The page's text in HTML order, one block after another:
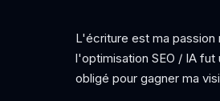
L'écriture est ma passion
l'optimisation SEO / IA fut
obligé pour gagner ma